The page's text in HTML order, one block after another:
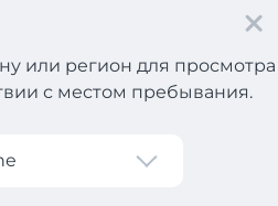
или регион для просмотра
с местом пребывания.